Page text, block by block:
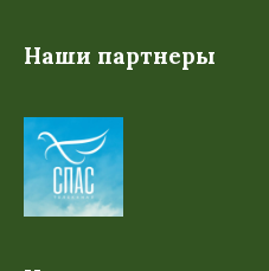
Наши партнеры